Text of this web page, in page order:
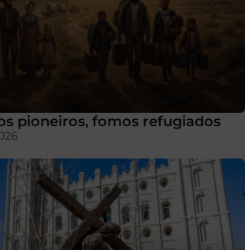
pioneiros, fomos refugiados